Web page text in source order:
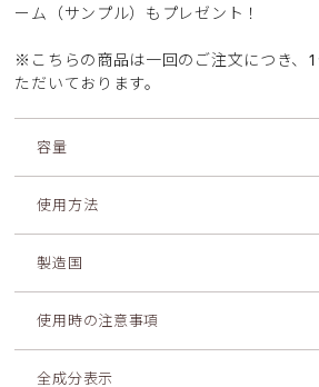
ーム（サンプル）もプレゼント！
※こちらの商品は一回のご注文につき、
ただいております。
容量
使用方法
製造国
使用時の注意事項
全成分表示